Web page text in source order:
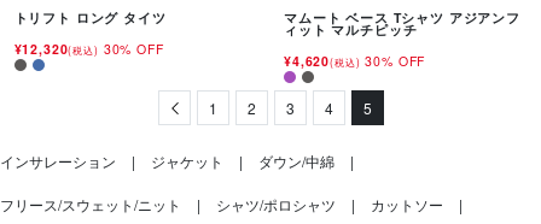
トリフト ロング タイツ
¥12,320(税込) 30% OFF
マムート ベース Tシャツ アジアンフ
ィット マルチピッチ
¥4,620(税込) 30% OFF
Previous
1 2 3 4 5
インサレーション ジャケット ダウン/中綿
フリース/スウェット/ニット シャツ/ポロシャツ カットソー